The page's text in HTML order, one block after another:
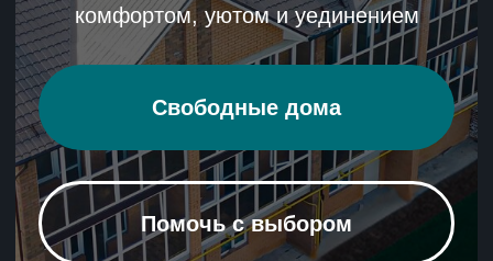
Помочь с выбором
Таунхаусы